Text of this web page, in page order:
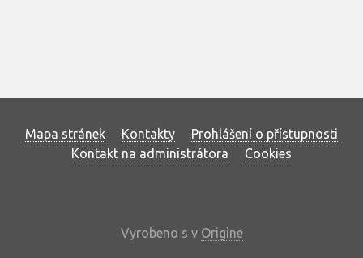
Mapa stránek Kontakty
Prohlášení o přístupnosti
Kontakt na administrátora
Cookies
Vyrobeno s v Origine